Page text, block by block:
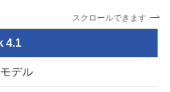
スクロールできます
4.1
デル